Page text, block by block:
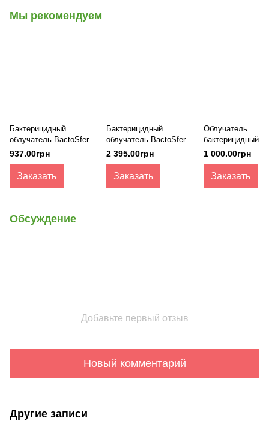
Мы рекомендуем
Бактерицидный
облучатель BactoSfera
OBB 15P
937.00грн
Заказать
Бактерицидный
облучатель BactoSfera
360° U60 +100% RC-
2 395.00грн
Заказать
Облучатель
бактерицидный
(кварцевый)
1 000.00грн
Заказать
Обсуждение
Добавьте первый отзыв
Новый комментарий
Другие записи